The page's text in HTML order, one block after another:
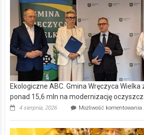
Ekologiczne ABC. Gmina Wręczyca
ponad 15,6 mln na modernizację
4 sierpnia, 2026 Możliwość komentowania